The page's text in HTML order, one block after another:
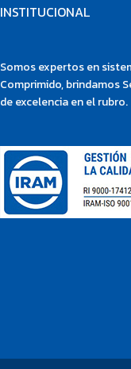
INSTITUCIONAL
Somos expertos en
Comprimido, brindamos
de excelencia en el rubro.